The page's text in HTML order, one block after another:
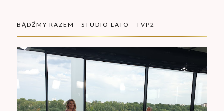
BĄDŹMY RAZEM - STUDIO LATO - TVP2